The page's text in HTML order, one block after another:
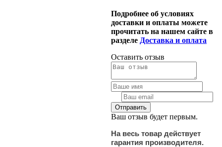
Подробнее об условиях
доставки и оплаты можете
прочитать на нашем сайте в
разделе Доставка и оплата
Оставить отзыв
Ваш отзыв будет первым.
На весь товар действует
гарантия производителя.